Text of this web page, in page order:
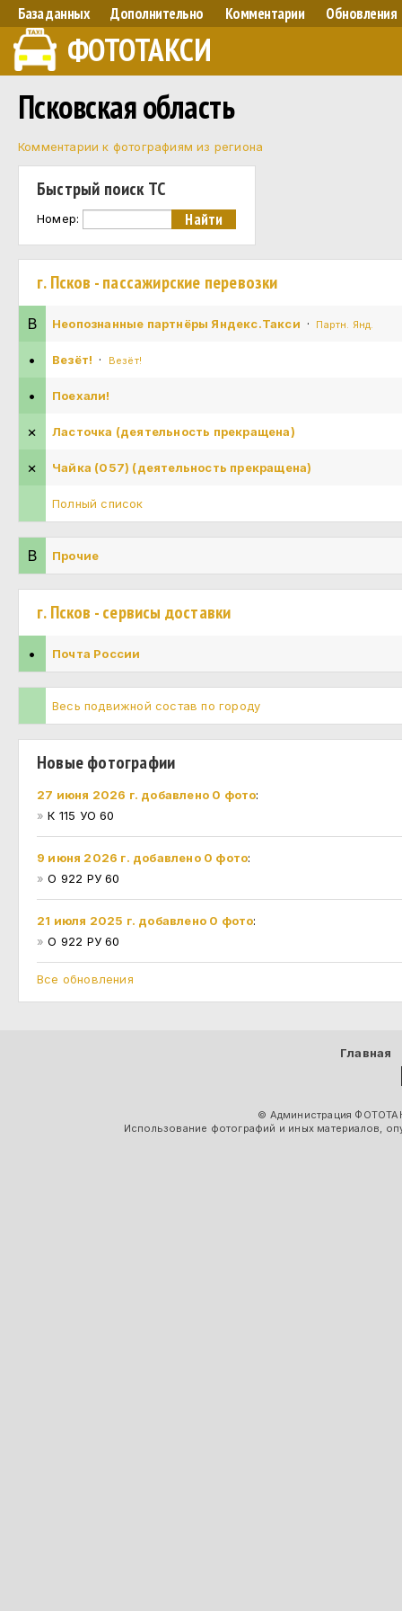
База данных Дополнительно Комментарии Обновления
ФОТОТАКСИ
Псковская область
Комментарии к фотографиям из региона
Быстрый поиск ТС
Номер:
г. Псков - пассажирские перевозки
В Неопознанные партнёры Яндекс.Такси · Партн. Янд.
• Везёт! · Везёт!
• Поехали!
× Ласточка (деятельность прекращена)
× Чайка (057) (деятельность прекращена)
Полный список
В Прочие
г. Псков - сервисы доставки
• Почта России
Весь подвижной состав по городу
Новые фотографии
27 июня 2026 г. добавлено 0 фото:
»К 115 УО 60
9 июня 2026 г. добавлено 0 фото:
»О 922 РУ 60
21 июля 2025 г. добавлено 0 фото:
»О 922 РУ 60
Все обновления
Главная
© Администрация
Использование фотографий и иных материалов,